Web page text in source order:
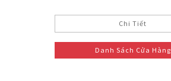
Chi Tiết
Danh Sách Cửa Hàng